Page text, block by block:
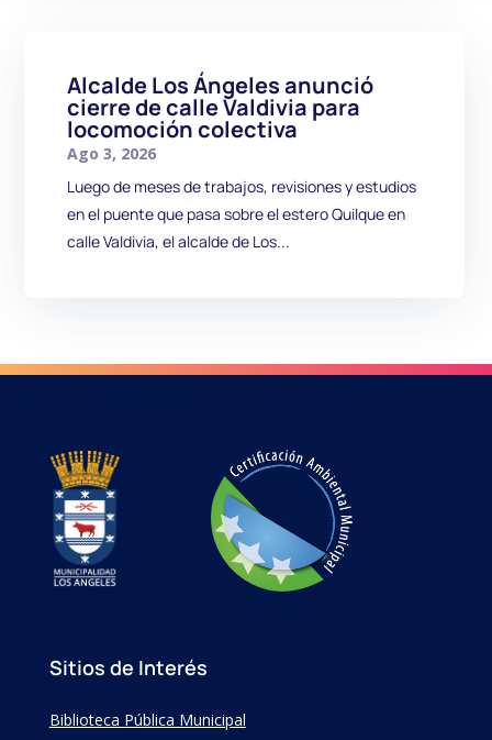
Alcalde Los Ángeles anunció
cierre de calle Valdivia para
locomoción colectiva
Ago 3, 2026
Luego de meses de trabajos, revisiones y estudios
en el puente que pasa sobre el estero Quilque en
calle Valdivia, el alcalde de Los...
Sitios de Interés
Biblioteca Pública Municipal